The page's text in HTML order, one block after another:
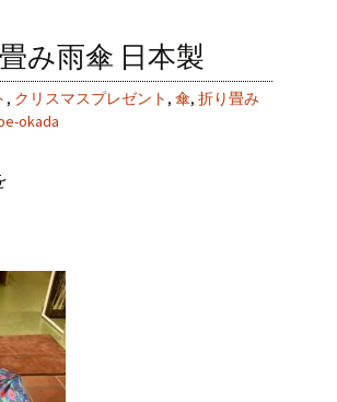
み雨傘 日本製
, クリスマスプレゼント , 傘, 折り畳み
okada